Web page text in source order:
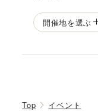
開催地を選ぶ
Top
イベント